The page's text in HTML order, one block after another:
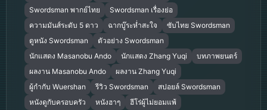
Swordsman พากย์ไทย
Swordsman เรื่องย่อ
ความมันส์ระดับ 5 ดาว
ฉากบู๊ระห่ำสะใจ
ซับไทย Swordsman
ดูหนัง Swordsman
ตัวอย่าง Swordsman
นักแสดง Masanobu Ando
นักแสดง Zhang Yuqi
บทภาพยนตร์
ผลงาน Masanobu Ando
ผลงาน Zhang Yuqi
ผู้กำกับ Wuershan
รีวิว Swordsman
สปอยล์ Swordsman
หนังดูกับครอบครัว
หนังฮาๆ
ฮีโร่ผู้ไม่ยอมแพ้